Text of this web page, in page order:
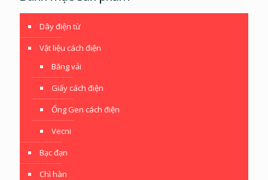
Dây điện từ
Vật liệu cách điện
Băng vải
Giấy cách điện
Ống Gen cách điện
Vecni
Bạc đạn
Chì hàn